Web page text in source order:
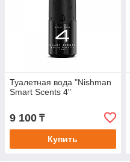
Туалетная вода "Nishman
Smart Scents 4"
9 100 ₸
Купить